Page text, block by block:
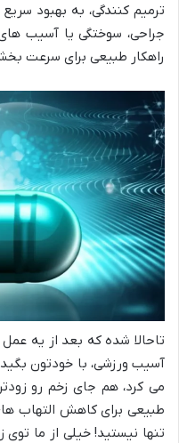
ترمیم کنندگی، به بهبود
جراحی، سوختگی یا آسیب
راهکار طبیعی برای سرعت
تاحالا شده که بعد از یه
آسیب ورزشی، با خودتون
می کرد، هم جای زخم رو
طبیعی برای کاهش التهاب
تنها نیستید! خیلی از ما توی